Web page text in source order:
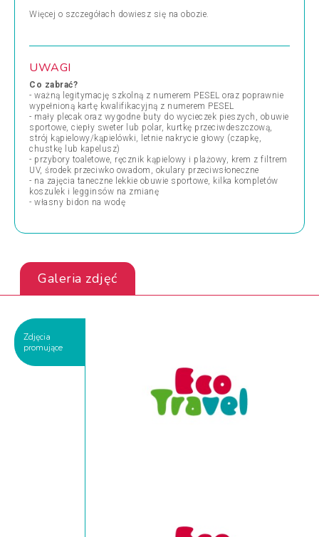
Więcej o szczegółach dowiesz się na obozie.
UWAGI
Co zabrać?
- ważną legitymację szkolną z numerem PESEL oraz poprawnie
wypełnioną kartę kwalifikacyjną z numerem PESEL
- mały plecak oraz wygodne buty do wycieczek pieszych, obuwie
sportowe, ciepły sweter lub polar, kurtkę przeciwdeszczową,
strój kąpielowy/kąpielówki, letnie nakrycie głowy (czapkę,
chustkę lub kapelusz)
- przybory toaletowe, ręcznik kąpielowy i plażowy, krem z filtrem
UV, środek przeciwko owadom, okulary przeciwsłoneczne
- na zajęcia taneczne lekkie obuwie sportowe, kilka kompletów
koszulek i legginsów na zmianę
- własny bidon na wodę
Galeria zdjęć
Zdjęcia
promujące